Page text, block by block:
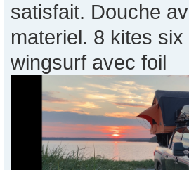
satisfait. Douche
materiel. 8 kites
wingsurf avec foil